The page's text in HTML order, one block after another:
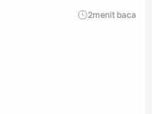
2menit baca